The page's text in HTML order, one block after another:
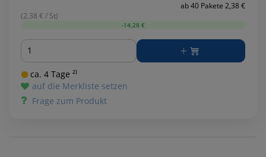
ab 40 Pakete 2,38 €
(2.38 € / St)
-14,28 €
Menge
ca. 4 Tage ²⁾
auf die Merkliste setzen
Frage zum Produkt